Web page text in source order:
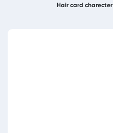
Hair card charecter